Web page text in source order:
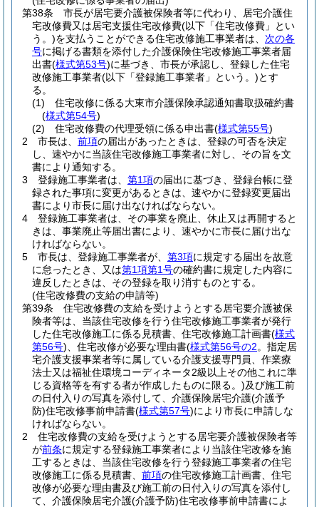
第38条
市長が居宅要介護被保険者等に代わり、居宅介護住
宅改修費又は居宅支援住宅改修費(以下「住宅改修費」とい
う。)を支払うことができる住宅改修施工事業者は、 次の各
号に掲げる書類を添付した介護保険住宅改修施工事業者届
出書(様式第53号)に基づき、市長が承認し、登録した住宅
改修施工事業者(以下「登録施工事業者」という。)とす
る。
(1)
住宅改修に係る大東市介護保険承認通知書取扱確約書
(様式第54号)
(2)
住宅改修費の代理受領に係る申出書(様式第55号)
2
市長は、 前項の届出があったときは、登録の可否を決定
し、速やかに当該住宅改修施工事業者に対し、その旨を文
書により通知する。
3
登録施工事業者は、 第1項の届出に基づき、登録台帳に登
録された事項に変更があるときは、速やかに登録変更届出
書により市長に届け出なければならない。
4
登録施工事業者は、その事業を廃止、休止又は再開すると
きは、事業廃止等届出書により、速やかに市長に届け出な
ければならない。
5
市長は、登録施工事業者が、 第3項に規定する届出を故意
に怠ったとき、又は第1項第1号の確約書に規定した内容に
違反したときは、その登録を取り消すものとする。
(住宅改修費の支給の申請等)
第39条
住宅改修費の支給を受けようとする居宅要介護被保
険者等は、当該住宅改修を行う住宅改修施工事業者が発行
した住宅改修施工に係る見積書、住宅改修施工計画書(様式
第56号) 、住宅改修が必要な理由書(様式第56号の2。指定居
宅介護支援事業者等に属している介護支援専門員、作業療
法士又は福祉住環境コーディネータ2級以上その他これに準
じる資格等を有する者が作成したものに限る。)及び施工前
の日付入りの写真を添付して、介護保険居宅介護(介護予
防)住宅改修事前申請書(様式第57号)により市長に申請しな
ければならない。
2
住宅改修費の支給を受けようとする居宅要介護被保険者等
が前条に規定する登録施工事業者により当該住宅改修を施
工するときは、当該住宅改修を行う登録施工事業者の住宅
改修施工に係る見積書、 前項の住宅改修施工計画書、住宅
改修が必要な理由書及び施工前の日付入りの写真を添付し
て、介護保険居宅介護(介護予防)住宅改修事前申請書によ